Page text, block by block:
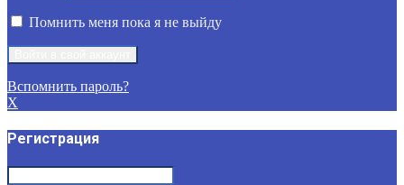
Помнить меня пока я не выйду
Вспомнить пароль?
X
Регистрация